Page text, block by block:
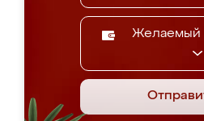
Желаемый